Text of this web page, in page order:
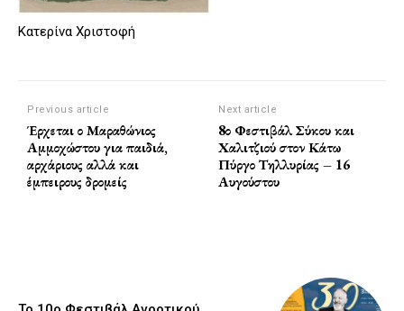
Κατερίνα Χριστοφή
Previous article
Έρχεται ο Μαραθώνιος
Αμμοχώστου για παιδιά,
αρχάριους αλλά και
έμπειρους δρομείς
Next article
8ο Φεστιβάλ Σύκου και
Χαλιτζιού στον Κάτω
Πύργο Τηλλυρίας – 16
Αυγούστου